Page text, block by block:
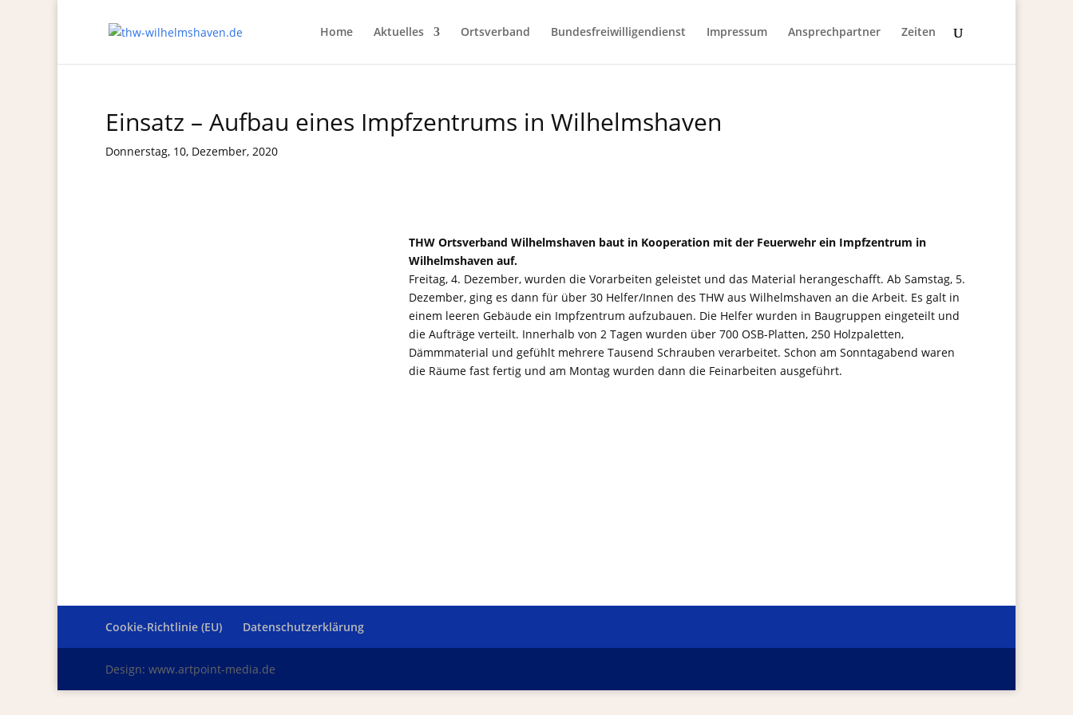
Home Aktuelles Ortsverband Bundesfreiwilligendienst Impressum Ansprechpartner Zeiten
Einsatz – Aufbau eines Impfzentrums in Wilhelmshaven
Donnerstag, 10, Dezember, 2020
THW Ortsverband Wilhelmshaven baut in Kooperation mit der Feuerwehr ein Impfzentrum in
Wilhelmshaven auf.
Freitag, 4. Dezember, wurden die Vorarbeiten geleistet und das Material herangeschafft. Ab Samstag, 5.
Dezember, ging es dann für über 30 Helfer/Innen des THW aus Wilhelmshaven an die Arbeit. Es galt in
einem leeren Gebäude ein Impfzentrum aufzubauen. Die Helfer wurden in Baugruppen eingeteilt und
die Aufträge verteilt. Innerhalb von 2 Tagen wurden über 700 OSB-Platten, 250 Holzpaletten,
Dämmmaterial und gefühlt mehrere Tausend Schrauben verarbeitet. Schon am Sonntagabend waren
die Räume fast fertig und am Montag wurden dann die Feinarbeiten ausgeführt.
Cookie-Richtlinie (EU) Datenschutzerklärung
Design: www.artpoint-media.de